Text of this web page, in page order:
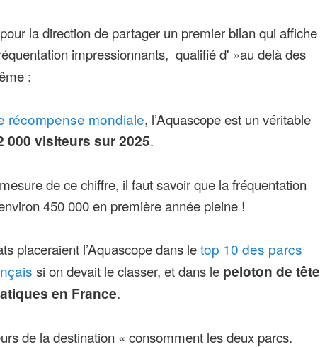
pour la direction de partager un premier bilan qui affiche
impressionnants, qualifié d' »au delà des
:
récompense mondiale, l’Aquascope est un véritable
000 visiteurs sur 2025.
de ce chiffre, il faut savoir que la fréquentation
450 000 en première année pleine !
placeraient l’Aquascope dans letop 10 des parcs
si on devait le classer, et dans le peloton de tête
en France.
de la destination « consomment les deux parcs.